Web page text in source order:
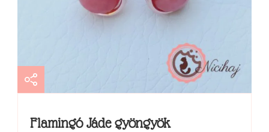
Flamingó Jáde gyöngyök